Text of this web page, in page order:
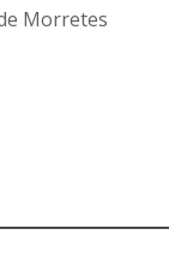
Morretes